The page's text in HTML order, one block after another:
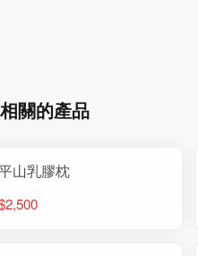
相關的產品
山乳膠枕